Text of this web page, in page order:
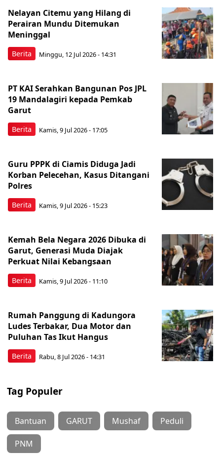
Berita
Nelayan Citemu yang Hilang di
Perairan Mundu Ditemukan
Meninggal
Minggu, 12 Jul 2026 - 14:31
Berita
PT KAI Serahkan Bangunan Pos JPL
19 Mandalagiri kepada Pemkab
Garut
Kamis, 9 Jul 2026 - 17:05
Berita
Guru PPPK di Ciamis Diduga Jadi
Korban Pelecehan, Kasus Ditangani
Polres
Kamis, 9 Jul 2026 - 15:23
Berita
Kemah Bela Negara 2026 Dibuka di
Garut, Generasi Muda Diajak
Perkuat Nilai Kebangsaan
Kamis, 9 Jul 2026 - 11:10
Berita
Rumah Panggung di Kadungora
Ludes Terbakar, Dua Motor dan
Puluhan Tas Ikut Hangus
Rabu, 8 Jul 2026 - 14:31
Tag Populer
Bantuan GARUT Mushaf Peduli
PNM